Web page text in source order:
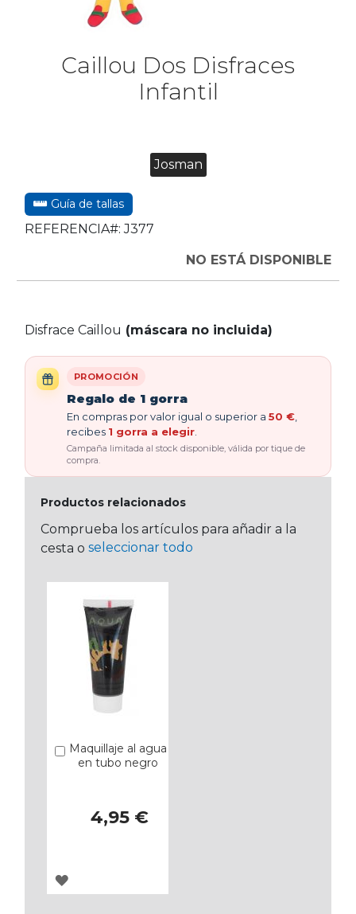
Caillou Dos Disfraces
Infantil
Josman
Guía de tallas
REFERENCIA#: J377
NO ESTÁ DISPONIBLE
Disfrace Caillou (máscara no incluida)
PROMOCIÓN
Regalo de 1 gorra
En compras por valor igual o superior a 50 €
recibes 1 gorra a elegir
Campaña limitada al stock disponible, válida por tique de
compra.
Productos relacionados
Comprueba los artículos para añadir a la
cesta o seleccionar todo
Maquillaje al agua
en tubo negro
4,95 €
Añadir
AGREGAR